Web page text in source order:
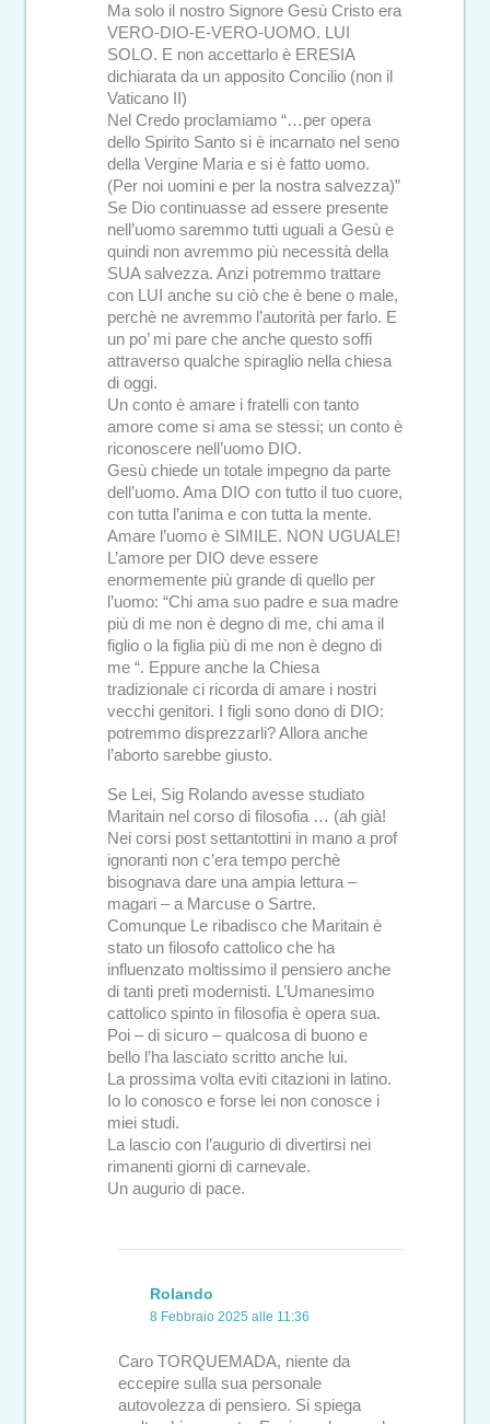
Ma solo il nostro Signore Gesù Cristo era
VERO-DIO-E-VERO-UOMO. LUI
SOLO. E non accettarlo è ERESIA
dichiarata da un apposito Concilio (non il
Vaticano II)
Nel Credo proclamiamo “…per opera
dello Spirito Santo si è incarnato nel seno
della Vergine Maria e si è fatto uomo.
(Per noi uomini e per la nostra salvezza)”
Se Dio continuasse ad essere presente
nell’uomo saremmo tutti uguali a Gesù e
quindi non avremmo più necessità della
SUA salvezza. Anzi potremmo trattare
con LUI anche su ciò che è bene o male,
perchè ne avremmo l’autorità per farlo. E
un po’ mi pare che anche questo soffi
attraverso qualche spiraglio nella chiesa
di oggi.
Un conto è amare i fratelli con tanto
amore come si ama se stessi; un conto è
riconoscere nell’uomo DIO.
Gesù chiede un totale impegno da parte
dell’uomo. Ama DIO con tutto il tuo cuore,
con tutta l’anima e con tutta la mente.
Amare l’uomo è SIMILE. NON UGUALE!
L’amore per DIO deve essere
enormemente più grande di quello per
l’uomo: “Chi ama suo padre e sua madre
più di me non è degno di me, chi ama il
figlio o la figlia più di me non è degno di
me “. Eppure anche la Chiesa
tradizionale ci ricorda di amare i nostri
vecchi genitori. I figli sono dono di DIO:
potremmo disprezzarli? Allora anche
l’aborto sarebbe giusto.
Se Lei, Sig Rolando avesse studiato
Maritain nel corso di filosofia … (ah già!
Nei corsi post settantottini in mano a prof
ignoranti non c’era tempo perchè
bisognava dare una ampia lettura –
magari – a Marcuse o Sartre.
Comunque Le ribadisco che Maritain è
stato un filosofo cattolico che ha
influenzato moltissimo il pensiero anche
di tanti preti modernisti. L’Umanesimo
cattolico spinto in filosofia è opera sua.
Poi – di sicuro – qualcosa di buono e
bello l’ha lasciato scritto anche lui.
La prossima volta eviti citazioni in latino.
Io lo conosco e forse lei non conosce i
miei studi.
La lascio con l’augurio di divertirsi nei
rimanenti giorni di carnevale.
Un augurio di pace.
Rolando
8 Febbraio 2025 alle 11:36
Caro TORQUEMADA, niente da
eccepire sulla sua personale
autovolezza di pensiero. Si spiega